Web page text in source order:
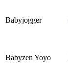
Babyjogger
Babyzen Yoyo